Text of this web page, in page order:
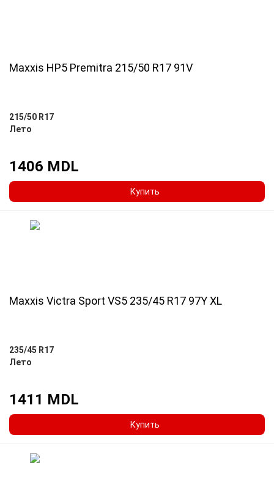
Maxxis HP5 Premitra 215/50 R17 91V
215/50 R17
Лето
1406 MDL
Купить
Maxxis Victra Sport VS5 235/45 R17 97Y XL
235/45 R17
Лето
1411 MDL
Купить